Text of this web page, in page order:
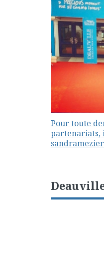
Pour toute
partenariats,